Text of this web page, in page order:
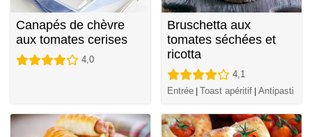
Canapés de chèvre
aux tomates cerises
4,0
Bruschetta aux
tomates séchées et
ricotta
4,1
Entrée Toast apéritif Antipasti